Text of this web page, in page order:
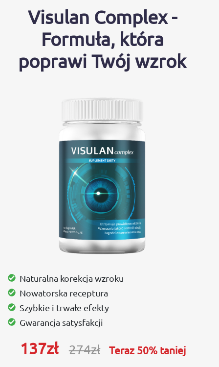
Visulan Complex -
Formuła, która
poprawi Twój wzrok
Naturalna korekcja wzroku
Nowatorska receptura
Szybkie i trwałe efekty
Gwarancja satysfakcji
137zł 274zł Teraz 50% taniej